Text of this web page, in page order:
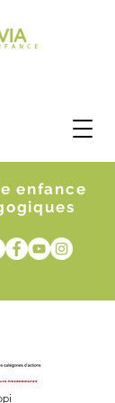
enfance